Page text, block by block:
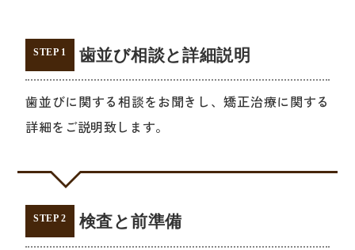
STEP 1 歯並び相談と詳細説明
歯並びに関する相談をお聞きし、矯正治療に関する
詳細をご説明致します。
STEP 2 検査と前準備